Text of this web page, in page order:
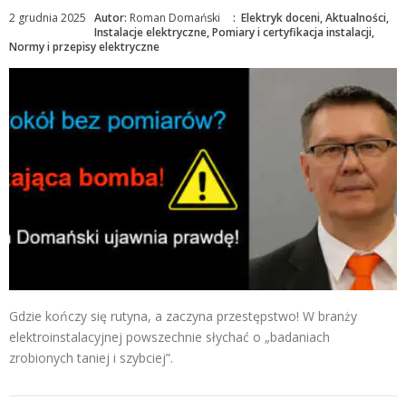
Autor: Roman Domański
2 grudnia 2025 : Elektryk doceni,Aktualności,
Instalacje elektryczne,Pomiary i certyfikacja instalacji,
Normy i przepisy elektryczne
Gdzie kończy się rutyna, a zaczyna przestępstwo! W branży
elektroinstalacyjnej powszechnie słychać o „badaniach
zrobionych taniej i szybciej”.